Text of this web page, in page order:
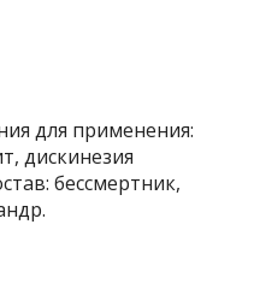
для применения:
дискинезия
бессмертник,